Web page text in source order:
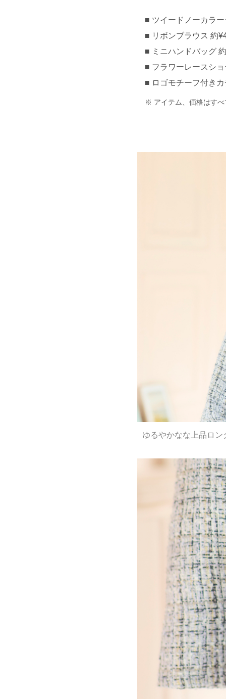
ツイードノーカラ
リボンブラウス 約
ミニハンドバッグ
フラワーレースシ
ロゴモチーフ付き
アイテム、価格はす
ゆるやかなな上品ロ